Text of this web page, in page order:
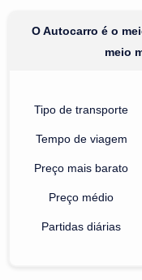
O Autocarro é o
meio
Tipo de transporte
Tempo de viagem
Preço mais barato
Preço médio
Partidas diárias